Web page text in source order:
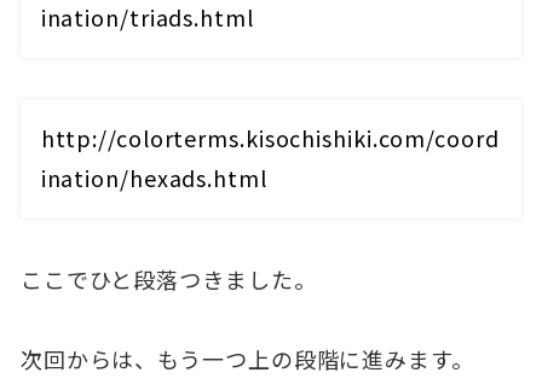
ination/triads.html
http://colorterms.kisochishiki.com/coord
ination/hexads.html
ここでひと段落つきました。
次回からは、もう一つ上の段階に進みます。